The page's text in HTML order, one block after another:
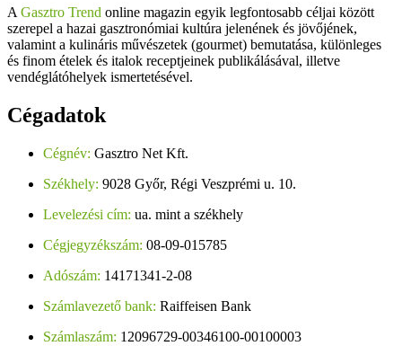
A Gasztro Trend online magazin egyik legfontosabb céljai között
szerepel a hazai gasztronómiai kultúra jelenének és jövőjének,
valamint a kulináris művészetek (gourmet) bemutatása, különleges
és finom ételek és italok receptjeinek publikálásával, illetve
vendéglátóhelyek ismertetésével.
Cégadatok
Cégnév: Gasztro Net Kft.
Székhely: 9028 Győr, Régi Veszprémi u. 10.
Levelezési cím: ua. mint a székhely
Cégjegyzékszám: 08-09-015785
Adószám: 14171341-2-08
Számlavezető bank: Raiffeisen Bank
Számlaszám: 12096729-00346100-00100003